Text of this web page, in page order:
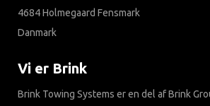
4684 Holmegaard Fensmark
Danmark
Vi er Brink
Brink Towing Systems er en del af Brink